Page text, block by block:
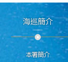
海巡簡介
本署簡介